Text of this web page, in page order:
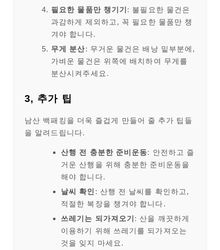
필요한 물품만 챙기기 : 불필요한 물건은
과감하게 제외하고, 꼭 필요한 물품만 챙
겨야 합니다.
무게 분산: 무거운 물건은 배낭 밑부분에,
가벼운 물건은 위쪽에 배치하여 무게를
분산시켜주세요.
3, 추가 팁
남산 백패킹을 더욱 즐겁게 만들어 줄 추가 팁들
을 알려드립니다.
산행 전 충분한 준비운동: 안전하고 즐
거운 산행을 위해 충분한 준비운동을
해야 합니다.
날씨 확인 : 산행 전 날씨를 확인하고,
적절한 복장을 챙겨야 합니다.
쓰레기는 되가져오기 : 산을 깨끗하게
이용하기 위해 쓰레기를 되가져오는
것을 잊지 마세요.